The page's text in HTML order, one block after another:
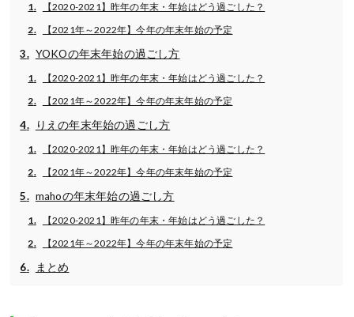
【2020-2021】昨年の年末・年始はどう過ごした？
【2021年～2022年】今年の年末年始の予定
YOKOの年末年始の過ごし方
【2020-2021】昨年の年末・年始はどう過ごした？
【2021年～2022年】今年の年末年始の予定
りえの年末年始の過ごし方
【2020-2021】昨年の年末・年始はどう過ごした？
【2021年～2022年】今年の年末年始の予定
mahoの年末年始の過ごし方
【2020-2021】昨年の年末・年始はどう過ごした？
【2021年～2022年】今年の年末年始の予定
まとめ